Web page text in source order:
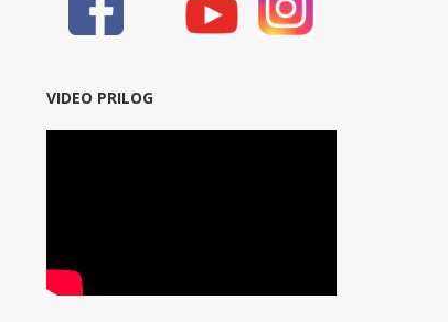
VIDEO PRILOG